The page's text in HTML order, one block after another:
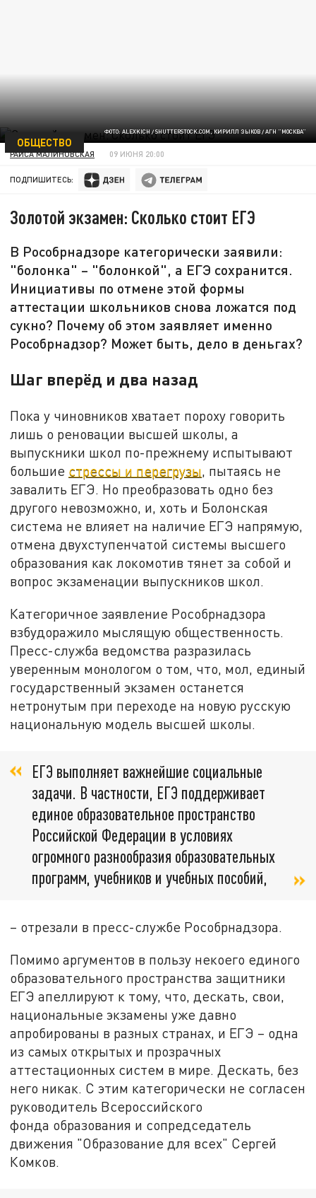
ФОТО: ALEXKICH / SHUTTERSTOCK.COM, КИРИЛЛ ЗЫКОВ / АГН "МОСКВА"
ОБЩЕСТВО
РАИСА МАЛИНОВСКАЯ 09 ИЮНЯ 20:00
ПОДПИШИТЕСЬ:
Золотой экзамен: Сколько стоит ЕГЭ
В Рособрнадзоре категорически заявили:
"болонка" – "болонкой", а ЕГЭ сохранится.
Инициативы по отмене этой формы
аттестации школьников снова ложатся под
сукно? Почему об этом заявляет именно
Рособрнадзор? Может быть, дело в деньгах?
Шаг вперёд и два назад
Пока у чиновников хватает пороху говорить
лишь о реновации высшей школы, а
выпускники школ по-прежнему испытывают
большие стрессы и перегрузы, пытаясь не
завалить ЕГЭ. Но преобразовать одно без
другого невозможно, и, хоть и Болонская
система не влияет на наличие ЕГЭ напрямую,
отмена двухступенчатой системы высшего
образования как локомотив тянет за собой и
вопрос экзаменации выпускников школ.
Категоричное заявление Рособрнадзора
взбудоражило мыслящую общественность.
Пресс-служба ведомства разразилась
уверенным монологом о том, что, мол, единый
государственный экзамен останется
нетронутым при переходе на новую русскую
национальную модель высшей школы.
ЕГЭ выполняет важнейшие социальные
задачи. В частности, ЕГЭ поддерживает
единое образовательное пространство
Российской Федерации в условиях
огромного разнообразия образовательных
программ, учебников и учебных пособий,
– отрезали в пресс-службе Рособрнадзора.
Помимо аргументов в пользу некоего единого
образовательного пространства защитники
ЕГЭ апеллируют к тому, что, дескать, свои,
национальные экзамены уже давно
апробированы в разных странах, и ЕГЭ – одна
из самых открытых и прозрачных
аттестационных систем в мире. Дескать, без
него никак. С этим категорически не согласен
руководитель Всероссийского
фонда образования и сопредседатель
движения "Образование для всех" Сергей
Комков.